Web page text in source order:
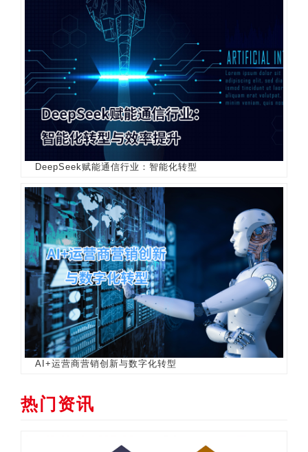
DeepSeek赋能通信行业：智能化转型
AI+运营商营销创新与数字化转型
热门资讯